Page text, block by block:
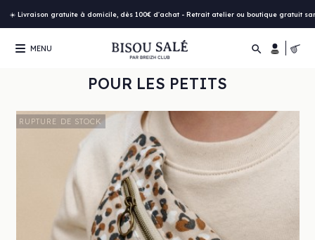
☀️ Livraison gratuite à domicile, dès 100€ d'achat - Retrait atelier ou boutique gratuit
MENU 
POUR LES PETITS
RUPTURE DE STOCK